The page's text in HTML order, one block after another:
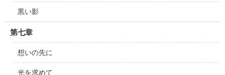
黒い影
第七章
想いの先に
光を求めて